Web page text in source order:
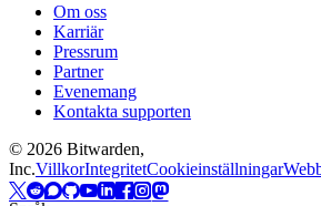
Om oss
Karriär
Pressrum
Partner
Evenemang
Kontakta supporten
© 2026 Bitwarden,
Inc.VillkorIntegritetCookieinställningar